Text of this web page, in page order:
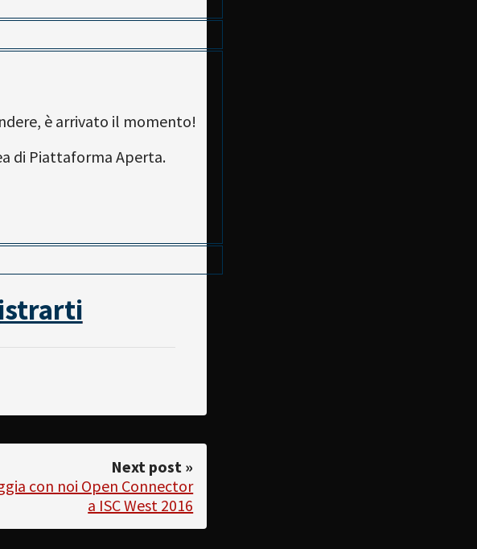
è arrivato il momento!
di Piattaforma Aperta.
Next post »
con noi Open Connector
a ISC West 2016